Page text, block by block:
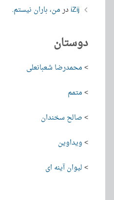
iZij درمن، باران نیستم.
دوستان
>محمدرضا شعبانعلی
>متمم
>صالح سخندان
>ویداوین
>لیوان آینه ای